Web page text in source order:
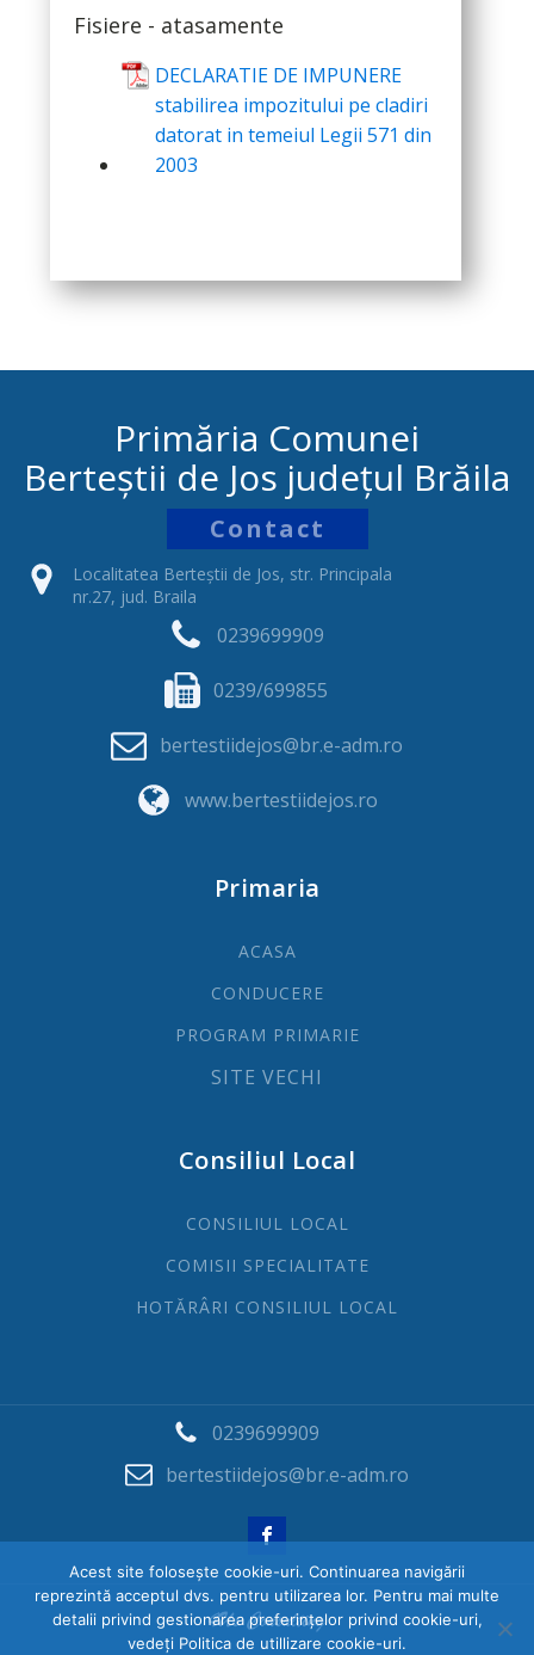
Fisiere - atasamente
DECLARATIE DE IMPUNERE
stabilirea impozitului pe cladiri
datorat in temeiul Legii 571 din
2003
Primăria Comunei
Berteștii de Jos județul Brăila
Contact
Localitatea Berteștii de Jos, str. Principala
nr.27, jud. Braila
0239699909
0239/699855
bertestiidejos@br.e-adm.ro
www.bertestiidejos.ro
Primaria
ACASA
CONDUCERE
PROGRAM PRIMARIE
SITE VECHI
Consiliul Local
CONSILIUL LOCAL
COMISII SPECIALITATE
HOTĂRÂRI CONSILIUL LOCAL
0239699909
bertestiidejos@br.e-adm.ro
Acest site folosește cookie-uri. Continuarea navigării
reprezintă acceptul dvs. pentru utilizarea lor. Pentru mai multe
detalii privind gestionarea preferințelor privind cookie-uri,
vedeți Politica de utillizare cookie-uri.